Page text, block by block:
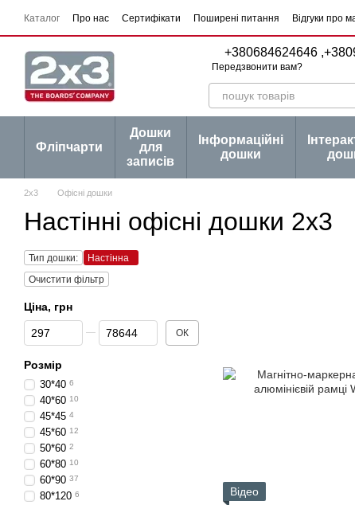
Перейти до основного контенту
Каталог Про нас Сертифікати Поширені питання Відгуки про
Угода користувача
Договір публічної оферти Серії товарів Блог
+380684624646 ,
Передзвонити вам?
Фліпчарти
Дошки
для
записів
Інформаційні
дошки
2х3 Офісні дошки
Настінні офісні дошки 2х3
Відео
Тип дошки:
Настінна
Очистити фільтр
Ціна, грн
Від Ціна, грн
До Ціна, грн ОК
Розмір
30*40 6
40*60 10
45*45 4
45*60 12
50*60 2
60*80 10
60*90 37
80*120 6